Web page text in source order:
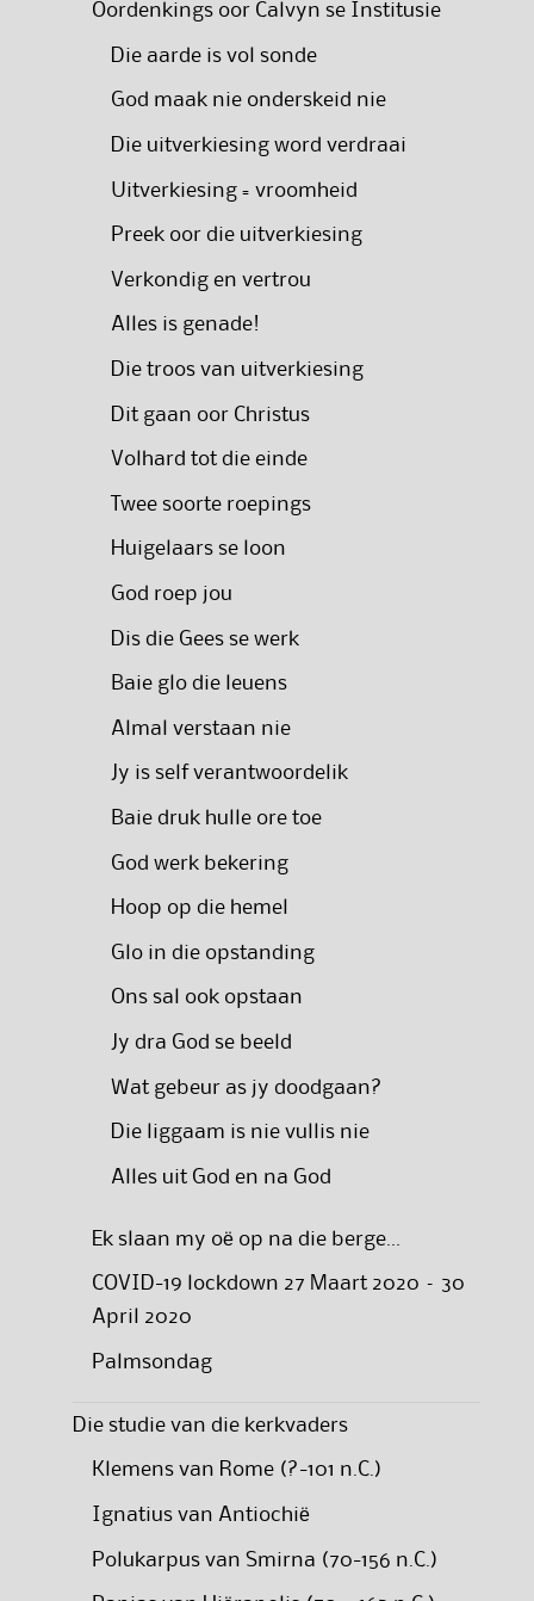
Oordenkings oor Calvyn se Institusie
Die aarde is vol sonde
God maak nie onderskeid nie
Die uitverkiesing word verdraai
Uitverkiesing = vroomheid
Preek oor die uitverkiesing
Verkondig en vertrou
Alles is genade!
Die troos van uitverkiesing
Dit gaan oor Christus
Volhard tot die einde
Twee soorte roepings
Huigelaars se loon
God roep jou
Dis die Gees se werk
Baie glo die leuens
Almal verstaan nie
Jy is self verantwoordelik
Baie druk hulle ore toe
God werk bekering
Hoop op die hemel
Glo in die opstanding
Ons sal ook opstaan
Jy dra God se beeld
Wat gebeur as jy doodgaan?
Die liggaam is nie vullis nie
Alles uit God en na God
Ek slaan my oë op na die berge…
COVID-19 lockdown 27 Maart 2020 – 30
April 2020
Palmsondag
Die studie van die kerkvaders
Klemens van Rome (?-101 n.C.)
Ignatius van Antiochië
Polukarpus van Smirna (70-156 n.C.)